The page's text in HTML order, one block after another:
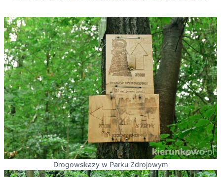
Drogowskazy w Parku Zdrojowym